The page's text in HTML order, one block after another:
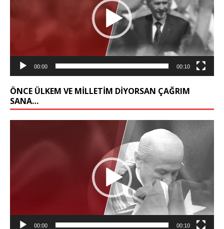
00:00 00:10
ÖNCE ÜLKEM VE MILLETIM DIYORSAN ÇAĞRIM
SANA…
00:00 00:10